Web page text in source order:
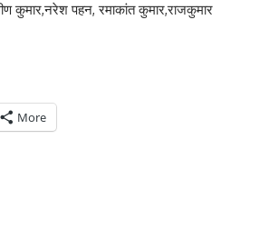
कुमार,नरेश पहन, रमाकांत कुमार,राजकुमार
More